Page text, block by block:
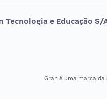
Tecnologia e Educação S/
Gran é uma marca